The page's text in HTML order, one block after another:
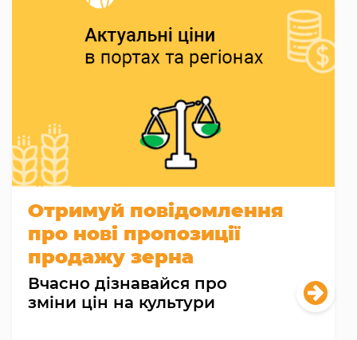
Отримуй повідомлення
про нові пропозиції
продажу зерна
Вчасно дізнавайся про
зміни цін на культури